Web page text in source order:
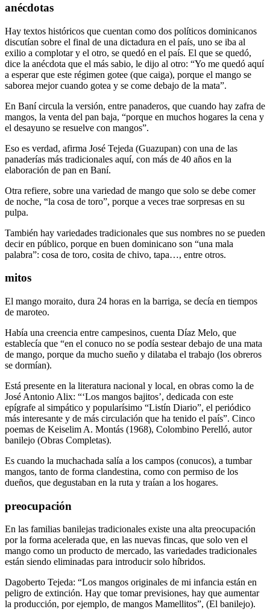
anécdotas
Hay textos históricos que cuentan como dos políticos dominicanos
discutían sobre el final de una dictadura en el país, uno se iba al
exilio a complotar y el otro, se quedó en el país. El que se quedó,
dice la anécdota que el más sabio, le dijo al otro: “Yo me quedó aquí
a esperar que este régimen gotee (que caiga), porque el mango se
saborea mejor cuando gotea y se come debajo de la mata”.
En Baní circula la versión, entre panaderos, que cuando hay zafra de
mangos, la venta del pan baja, “porque en muchos hogares la cena y
el desayuno se resuelve con mangos”.
Eso es verdad, afirma José Tejeda (Guazupan) con una de las
panaderías más tradicionales aquí, con más de 40 años en la
elaboración de pan en Baní.
Otra refiere, sobre una variedad de mango que solo se debe comer
de noche, “la cosa de toro”, porque a veces trae sorpresas en su
pulpa.
También hay variedades tradicionales que sus nombres no se pueden
decir en público, porque en buen dominicano son “una mala
palabra”: cosa de toro, cosita de chivo, tapa…, entre otros.
mitos
El mango moraito, dura 24 horas en la barriga, se decía en tiempos
de maroteo.
Había una creencia entre campesinos, cuenta Díaz Melo, que
establecía que “en el conuco no se podía sestear debajo de una mata
de mango, porque da mucho sueño y dilataba el trabajo (los obreros
se dormían).
Está presente en la literatura nacional y local, en obras como la de
José Antonio Alix: “‘Los mangos bajitos’, dedicada con este
epígrafe al simpático y popularísimo “Listín Diario”, el periódico
más interesante y de más circulación que ha tenido el país”. Cinco
poemas de Keiselim A. Montás (1968), Colombino Perelló, autor
banilejo (Obras Completas).
Es cuando la muchachada salía a los campos (conucos), a tumbar
mangos, tanto de forma clandestina, como con permiso de los
dueños, que degustaban en la ruta y traían a los hogares.
preocupación
En las familias banilejas tradicionales existe una alta preocupación
por la forma acelerada que, en las nuevas fincas, que solo ven el
mango como un producto de mercado, las variedades tradicionales
están siendo eliminadas para introducir solo híbridos.
Dagoberto Tejeda: “Los mangos originales de mi infancia están en
peligro de extinción. Hay que tomar previsiones, hay que aumentar
la producción, por ejemplo, de mangos Mamellitos”, (El banilejo).